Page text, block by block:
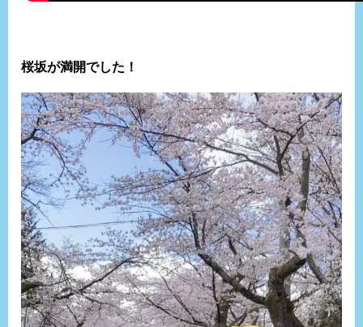
桜坂が満開でした！